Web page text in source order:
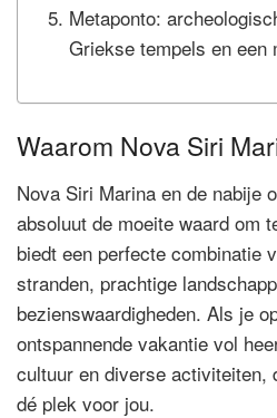
Metaponto:
Griekse tempels en een
Waarom Nova Siri
Nova Siri Marina en de nabije
absoluut de moeite waard om
biedt een perfecte combinatie
stranden, prachtige
bezienswaardigheden. Als je
ontspannende vakantie vol
cultuur en diverse activiteiten,
dé plek voor jou.